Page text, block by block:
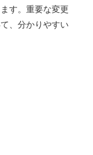
す。重要な変更
、分かりやすい